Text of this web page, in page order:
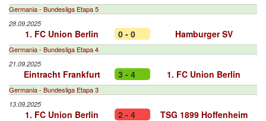
Germania - Bundesliga Etapa 5
28.09.2025
1. FC Union Berlin 0 - 0 Hamburger SV
Germania - Bundesliga Etapa 4
21.09.2025
Eintracht Frankfurt 3 - 4 1. FC Union Berlin
Germania - Bundesliga Etapa 3
13.09.2025
1. FC Union Berlin 2 - 4 TSG 1899 Hoffenheim